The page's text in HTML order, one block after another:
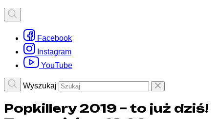
Facebook
Instagram
YouTube
Wyszukaj
Popkillery 2019 – to już dziś!